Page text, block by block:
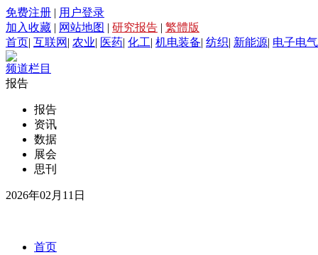
免费注册 | 用户登录
加入收藏 | 网站地图 | 研究报告 | 繁體版
首页| 互联网 | 农业| 医药| 化工| 机电装备| 纺织| 新能源| 电子电气
频道栏目
报告
报告
资讯
数据
展会
思刊
2026年02月11日
首页